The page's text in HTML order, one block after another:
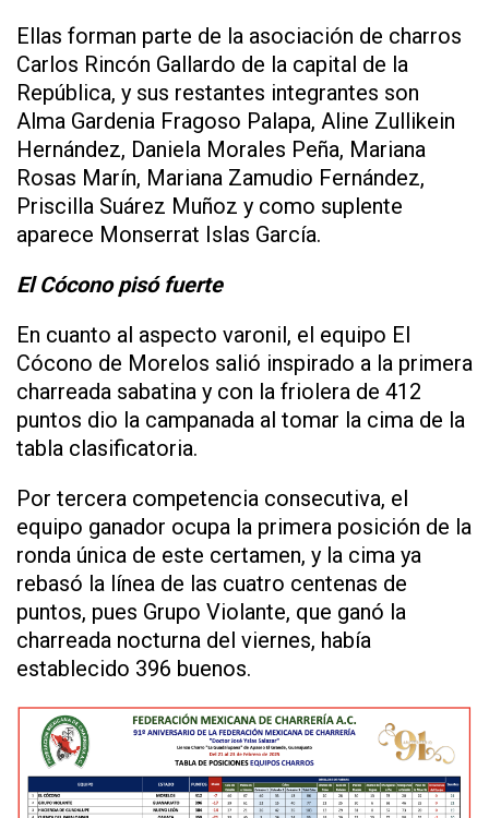
Ellas forman parte de la asociación de charros
Carlos Rincón Gallardo de la capital de la
República, y sus restantes integrantes son
Alma Gardenia Fragoso Palapa, Aline Zullikein
Hernández, Daniela Morales Peña, Mariana
Rosas Marín, Mariana Zamudio Fernández,
Priscilla Suárez Muñoz y como suplente
aparece Monserrat Islas García.
El Cócono pisó fuerte
En cuanto al aspecto varonil, el equipo El
Cócono de Morelos salió inspirado a la primera
charreada sabatina y con la friolera de 412
puntos dio la campanada al tomar la cima de la
tabla clasificatoria.
Por tercera competencia consecutiva, el
equipo ganador ocupa la primera posición de la
ronda única de este certamen, y la cima ya
rebasó la línea de las cuatro centenas de
puntos, pues Grupo Violante, que ganó la
charreada nocturna del viernes, había
establecido 396 buenos.